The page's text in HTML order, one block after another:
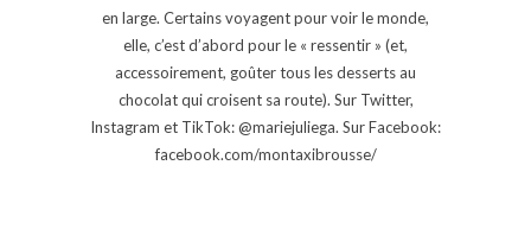
en large. Certains voyagent pour voir le monde,
elle, c’est d’abord pour le « ressentir » (et,
accessoirement, goûter tous les desserts au
chocolat qui croisent sa route). Sur Twitter,
Instagram et TikTok: @mariejuliega. Sur Facebook:
facebook.com/montaxibrousse/